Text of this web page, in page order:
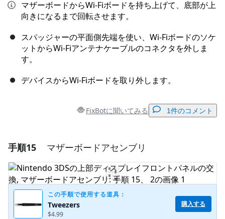
マザーボードからWi-Fiボードを持ち上げて、底部が上
向きになるまで回転させます。
スパッジャーの平面側先端を使い、Wi-Fiボードのソケ
ットからWi-Fiアンテナケーブルのコネクタを外しま
す。
デバイスからWi-Fiボードを取り外します。
FixBotに聞いてみる 1件のコメント
コメントを追加
コメントを追加
手順15 マザーボードアセンブリ
この手順で使用する道具：
Tweezers
$4.99
購入する